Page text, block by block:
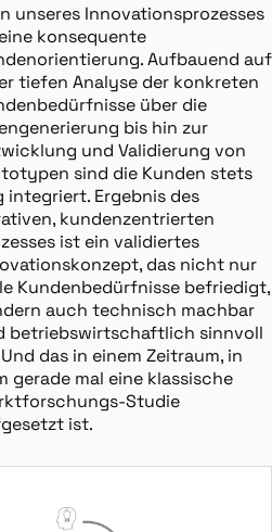
unseres Innovationsprozesses
konsequente
Aufbauend auf
tiefen Analyse der konkreten
über die
bis hin zur
und Validierung von
sind die Kunden stets
integriert. Ergebnis des
kundenzentrierten
ist ein validiertes
das nicht nur
Kundenbedürfnisse befriedigt,
auch technisch machbar
betriebswirtschaftlich sinnvoll
das in einem Zeitraum, in
gerade mal eine klassische
Studie
ist.